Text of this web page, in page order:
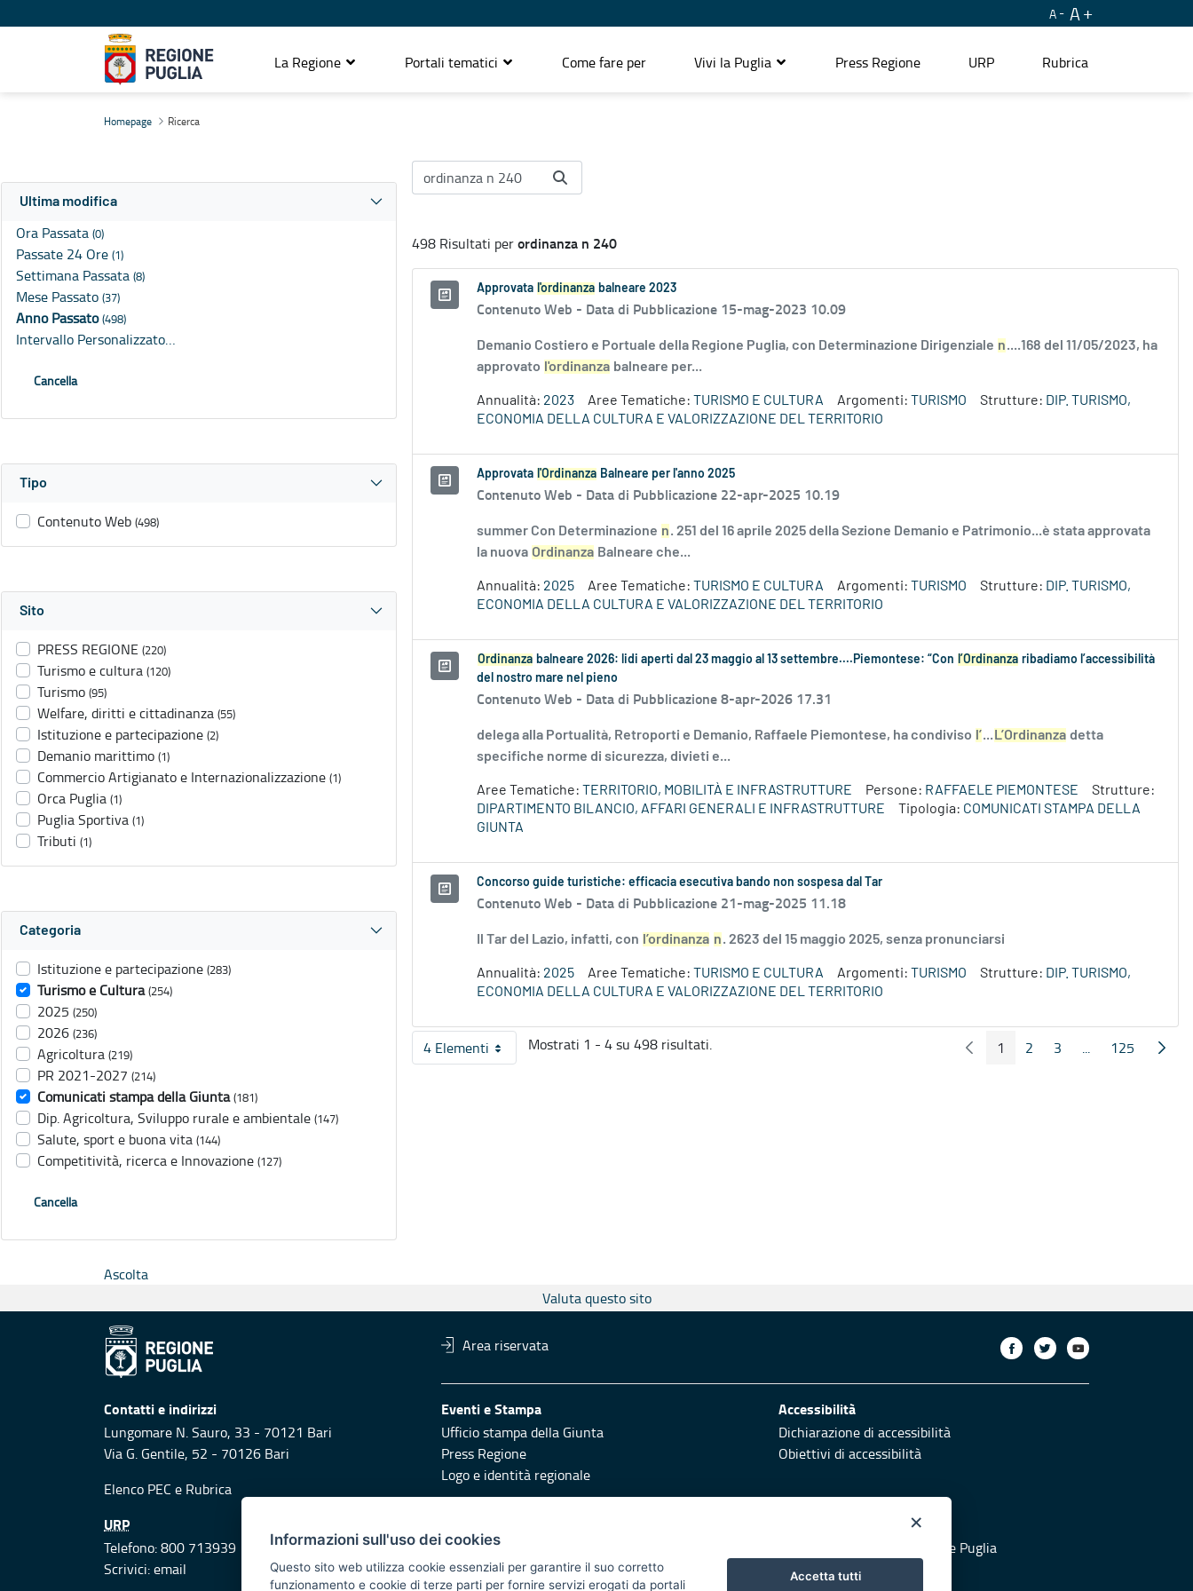
A A
La Regione Portali tematici Come fare per Vivi la Puglia Press Regione URP Rubrica
Homepage Ricerca
Ultima modifica
Ora Passata (0)
Passate 24 Ore (1)
Settimana Passata (8)
Mese Passato (37)
Anno Passato(498)
Intervallo Personalizzato…
Cancella
Tipo
Contenuto Web (498)
Sito
PRESS REGIONE (220)
Turismo e cultura (120)
Turismo (95)
Welfare, diritti e cittadinanza (55)
Istituzione e partecipazione (2)
Demanio marittimo (1)
Commercio Artigianato e Internazionalizzazione (1)
Orca Puglia (1)
Puglia Sportiva (1)
Tributi (1)
Categoria
Istituzione e partecipazione (283)
Turismo e Cultura (254)
2025 (250)
2026 (236)
Agricoltura (219)
PR 2021-2027 (214)
Comunicati stampa della Giunta (181)
Dip. Agricoltura, Sviluppo rurale e ambientale (147)
Salute, sport e buona vita (144)
Competitività, ricerca e Innovazione (127)
Cancella
498 Risultati perordinanza n 240
Approvata l'ordinanza balneare 2023
Contenuto Web - Data di Pubblicazione 15-mag-2023 10.09
Demanio Costiero e Portuale della Regione Puglia, con Determinazione Dirigenziale n....168 del 11/05/2023, ha
approvato l'ordinanza balneare per...
Annualità: 2023 Aree Tematiche: TURISMO E CULTURA Argomenti: TURISMO Strutture: DIP. TURISMO,
ECONOMIA DELLA CULTURA E VALORIZZAZIONE DEL TERRITORIO
Approvata l'Ordinanza Balneare per l'anno 2025
Contenuto Web - Data di Pubblicazione 22-apr-2025 10.19
summer Con Determinazione n. 251 del 16 aprile 2025 della Sezione Demanio e Patrimonio...è stata approvata
la nuova Ordinanza Balneare che...
Annualità: 2025 Aree Tematiche: TURISMO E CULTURA Argomenti: TURISMO Strutture: DIP. TURISMO,
ECONOMIA DELLA CULTURA E VALORIZZAZIONE DEL TERRITORIO
Ordinanza balneare 2026: lidi aperti dal 23 maggio al 13 settembre....Piemontese: “Con l’Ordinanza ribadiamo l’accessibilità
del nostro mare nel pieno
Contenuto Web - Data di Pubblicazione 8-apr-2026 17.31
delega alla Portualità, Retroporti e Demanio, Raffaele Piemontese, ha condiviso l’... L’Ordinanza detta
specifiche norme di sicurezza, divieti e...
Aree Tematiche: TERRITORIO, MOBILITÀ E INFRASTRUTTURE Persone: RAFFAELE PIEMONTESE
Strutture:
DIPARTIMENTO BILANCIO, AFFARI GENERALI E INFRASTRUTTURE
Tipologia: COMUNICATI STAMPA DELLA
GIUNTA
Concorso guide turistiche: efficacia esecutiva bando non sospesa dal Tar
Contenuto Web - Data di Pubblicazione 21-mag-2025 11.18
Il Tar del Lazio, infatti, con l’ordinanza n. 2623 del 15 maggio 2025, senza pronunciarsi
Annualità: 2025 Aree Tematiche: TURISMO E CULTURA Argomenti: TURISMO Strutture: DIP. TURISMO,
ECONOMIA DELLA CULTURA E VALORIZZAZIONE DEL TERRITORIO
4 ElementiPer pagina
Mostrati 1 - 4 su 498 risultati. Pagina Precedente
Pagina
1 Pagina
2 Pagina
3 ...
PaginePagina
125
Ascolta
Valuta questo sito
Area riservata
Contatti e indirizzi
Lungomare N. Sauro, 33 - 70121 Bari
Via G. Gentile, 52 - 70126 Bari
Elenco PEC e Rubrica
Eventi e Stampa
Ufficio stampa della Giunta
Press Regione
Logo e identità regionale
Accessibilità
Dichiarazione di accessibilità
Obiettivi di accessibilità
URP
Telefono: 800 713939
Scrivici:email
Responsabili di pubblicazione Vai al sito di Protezione Civile Puglia
×
Informazioni sull'uso dei cookies
Questo sito web utilizza cookie essenziali per garantire il suo corretto
funzionamento e cookie di terze parti per fornire servizi erogati da portali
Accetta tutti